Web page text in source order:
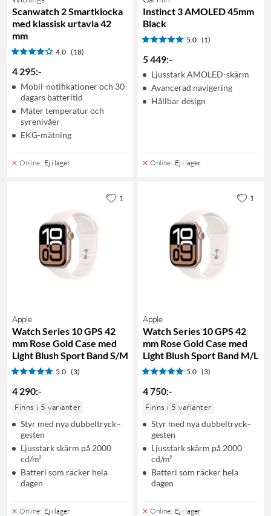
Scanwatch 2 Smartklocka
med klassisk urtavla 42
mm
4.0 (18)
4 295:-
Mobil-notifikationer och 30-
dagars batteritid
Mäter temperatur och
syrenivåer
EKG-mätning
Online: Ej i lager
Instinct 3 AMOLED 45mm
Black
5.0 (1)
5 449:-
Ljusstark AMOLED-skärm
Avancerad navigering
Hållbar design
Online: Ej i lager
Apple
Watch Series 10 GPS 42
mm Rose Gold Case med
Light Blush Sport Band S/M
5.0 (3)
4 290:-
Finns i 5 varianter
Styr med nya dubbeltryck–
gesten
Ljusstark skärm på 2000
cd/m²
Batteri som räcker hela
dagen
Online: Ej i lager
1
Apple
Watch Series 10 GPS 42
mm Rose Gold Case med
Light Blush Sport Band M/L
5.0 (3)
4 750:-
Finns i 5 varianter
Styr med nya dubbeltryck–
gesten
Ljusstark skärm på 2000
cd/m²
Batteri som räcker hela
dagen
Online: Ej i lager
1